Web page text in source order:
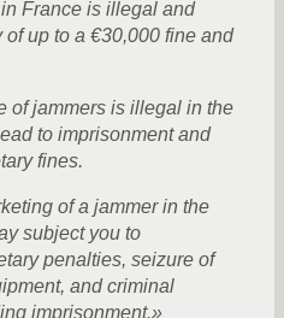
France is illegal and
of up to a €30,000 fine and
of jammers is illegal in the
to imprisonment and
fines.
of a jammer in the
subject you to
penalties, seizure of
and criminal
imprisonment.»